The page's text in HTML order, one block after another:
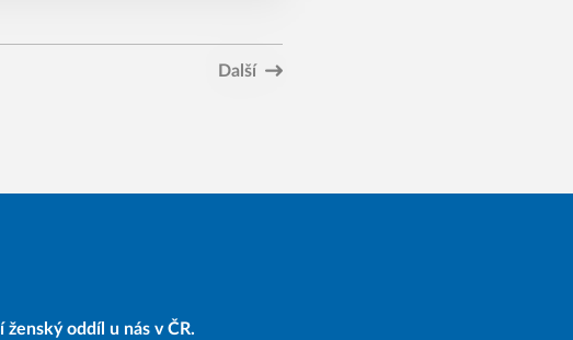
Další
oddíl u nás v ČR.